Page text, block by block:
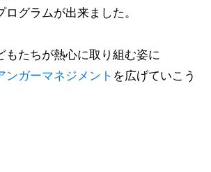
グラムが出来ました。
もたちが熱心に取り組む姿に
ンガーマネジメント を広げていこう